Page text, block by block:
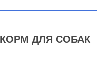
КОРМ ДЛЯ СОБАК